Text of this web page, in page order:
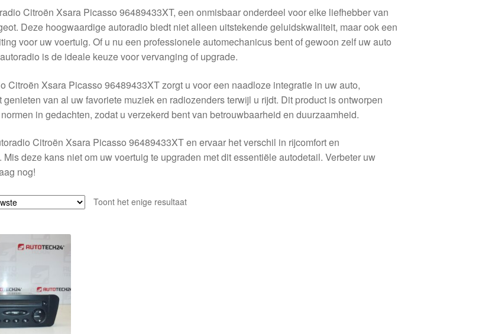
Citroën Xsara Picasso 96489433XT, een onmisbaar onderdeel voor elke liefhebber van
Deze hoogwaardige autoradio biedt niet alleen uitstekende geluidskwaliteit, maar ook een
voor uw voertuig. Of u nu een professionele automechanicus bent of gewoon zelf uw auto
is de ideale keuze voor vervanging of upgrade.
Citroën Xsara Picasso 96489433XT zorgt u voor een naadloze integratie in uw auto,
genieten van al uw favoriete muziek en radiozenders terwijl u rijdt. Dit product is ontworpen
in gedachten, zodat u verzekerd bent van betrouwbaarheid en duurzaamheid.
Citroën Xsara Picasso 96489433XT en ervaar het verschil in rijcomfort en
deze kans niet om uw voertuig te upgraden met dit essentiële autodetail. Verbeter uw
nog!
Toont het enige resultaat